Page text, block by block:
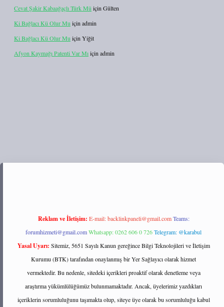
Cevat Şakir Kabaağaçlı Türk Mü için Gülten
Ki Bağlacı Kü Olur Mu için admin
Ki Bağlacı Kü Olur Mu için Yiğit
Afyon Kaymağı Patenti Var Mıiçin admin
tulipbett.net/
Reklam ve İletişim: E-mail:backlinkpaneli@gmail.com Teams:
forumhizmeti@gmail.comWhatsapp: 0262 606 0 726Telegram: @karabul
Yasal Uyarı: Sitemiz, 5651 Sayılı Kanun gereğince Bilgi Teknolojileri ve İletişim
Kurumu (BTK) tarafından onaylanmış bir Yer Sağlayıcı olarak hizmet
vermektedir. Bu nedenle, sitedeki içerikleri proaktif olarak denetleme veya
araştırma yükümlülüğümüz bulunmamaktadır. Ancak, üyelerimiz yazdıkları
içeriklerin sorumluluğunu taşımakta olup, siteye üye olarak bu sorumluluğu kabul